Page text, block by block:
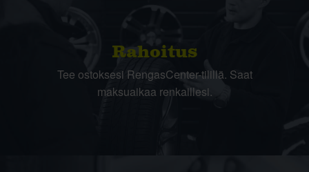
Rahoitus
Tee ostoksesi RengasCenter-tilillä. Saat
maksuaikaa renkaillesi.